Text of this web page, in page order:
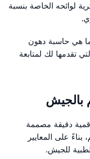
لوائحه الخاصة بنسبة
هي حاسبة دهون
تقدمها لك لمتابعة
بالجيش
دقيقة مصممة
على المعايير
للجيش.